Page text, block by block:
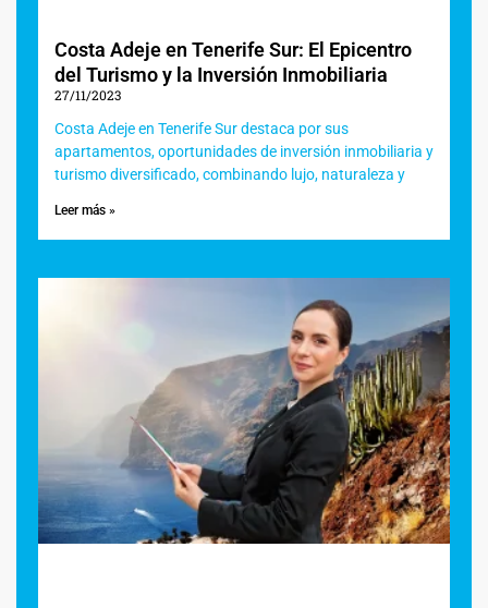
Costa Adeje en Tenerife Sur: El Epicentro
del Turismo y la Inversión Inmobiliaria
27/11/2023
Costa Adeje en Tenerife Sur destaca por sus
apartamentos, oportunidades de inversión inmobiliaria y
turismo diversificado, combinando lujo, naturaleza y
Leer más »